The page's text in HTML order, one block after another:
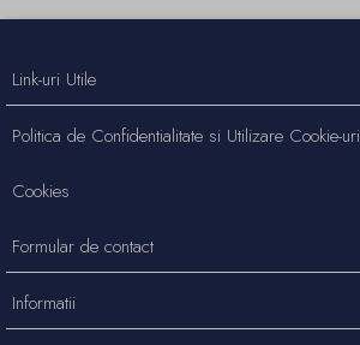
Link-uri Utile
Politica de Confidentialitate si Utilizare Cookie-uri
Cookies
Formular de contact
Informatii